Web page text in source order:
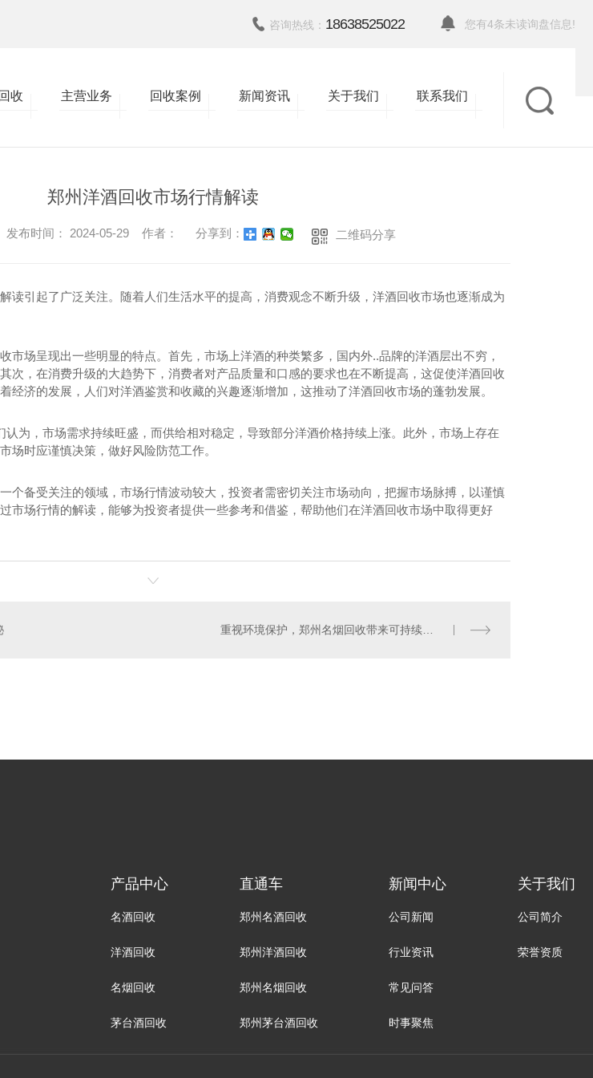
您有4条未读询盘信息!
咨询热线： 18638525022
收 主营业务 回收案例 新闻资讯 关于我们 联系我们
郑州洋酒回收市场行情解读
布时间： 2024-05-29 作者： 分享到： 二维码分享
读引起了广泛关注。随着人们生活水平的提高，消费观念不断升级，洋酒回收市场也逐渐成为
市场呈现出一些明显的特点。首先，市场上洋酒的种类繁多，国内外..品牌的洋酒层出不穷，
次，在消费升级的大趋势下，消费者对产品质量和口感的要求也在不断提高，这促使洋酒回收
经济的发展，人们对洋酒鉴赏和收藏的兴趣逐渐增加，这推动了洋酒回收市场的蓬勃发展。
为，市场需求持续旺盛，而供给相对稳定，导致部分洋酒价格持续上涨。此外，市场上存在
场时应谨慎决策，做好风险防范工作。
个备受关注的领域，市场行情波动较大，投资者需密切关注市场动向，把握市场脉搏，以谨慎
市场行情的解读，能够为投资者提供一些参考和借鉴，帮助他们在洋酒回收市场中取得更好
重视环境保护，郑州名烟回收带来可持续发展的未来
产品中心
名酒回收
洋酒回收
名烟回收
茅台酒回收
直通车
郑州名酒回收
郑州洋酒回收
郑州名烟回收
郑州茅台酒回收
新闻中心
公司新闻
行业资讯
常见问答
时事聚焦
关于我们
公司简介
荣誉资质